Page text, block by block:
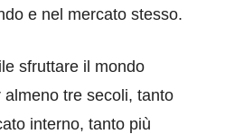
e nel mercato stesso.
sfruttare il mondo
tre secoli, tanto
interno, tanto più